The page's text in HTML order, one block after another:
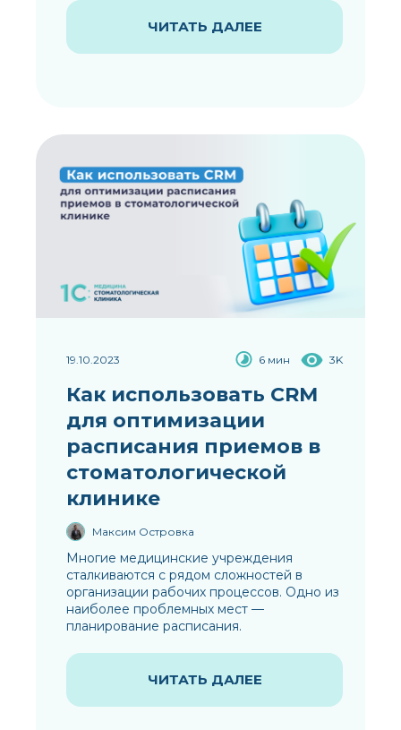
ЧИТАТЬ ДАЛЕЕ
19.10.2023 6 мин 3K
Как использовать CRM
для оптимизации
расписания приемов в
стоматологической
клинике
Максим Островка
Многие медицинские учреждения
сталкиваются с рядом сложностей в
организации рабочих процессов. Одно из
наиболее проблемных мест —
планирование расписания.
ЧИТАТЬ ДАЛЕЕ